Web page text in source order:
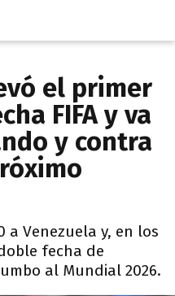
el primer
FIFA y va
y contra
a Venezuela y, en los
fecha de
al Mundial 2026.